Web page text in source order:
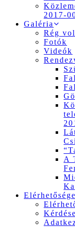
2017-
Galéria
Rég
Fotók
Videók
A